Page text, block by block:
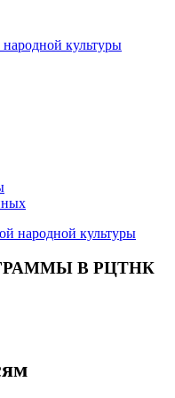
культуры
В РЦТНК